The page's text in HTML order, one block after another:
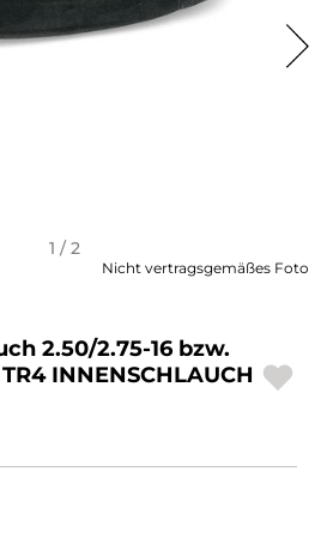
UND WERKZEUGE
ANGEBOTE UND SONDERAKTIONEN
€ — ÄNDERN
1 / 2
Nicht vertragsgemäßes Foto
2.50/2.75-16 bzw.
INNENSCHLAUCH